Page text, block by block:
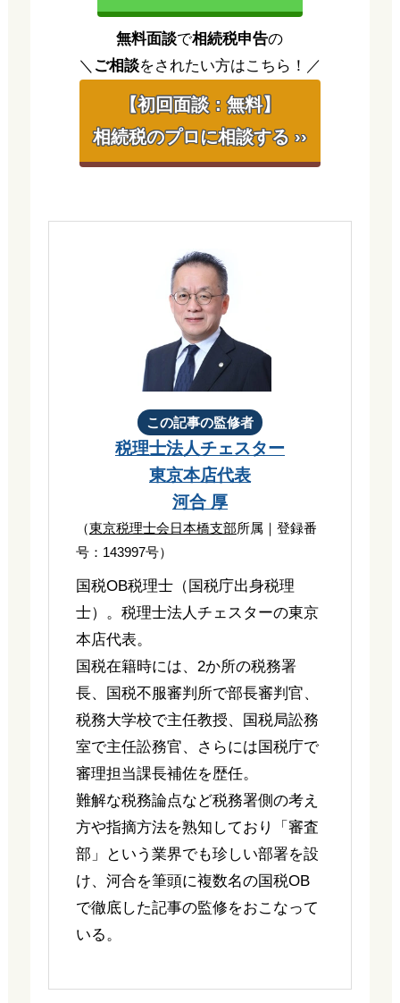
無料面談で相続税申告の
＼ ご相談をされたい方はこちら！／
【初回面談：無料】
相続税のプロに相談する ››
この記事の監修者
税理士法人チェスター
東京本店代表
河合 厚
（東京税理士会日本橋支部所属｜登録番
号：143997号）
国税OB税理士（国税庁出身税理
士）。税理士法人チェスターの東京
本店代表。
国税在籍時には、2か所の税務署
長、国税不服審判所で部長審判官、
税務大学校で主任教授、国税局訟務
室で主任訟務官、さらには国税庁で
審理担当課長補佐を歴任。
難解な税務論点など税務署側の考え
方や指摘方法を熟知しており「審査
部」という業界でも珍しい部署を設
け、河合を筆頭に複数名の国税OB
で徹底した記事の監修をおこなって
いる。